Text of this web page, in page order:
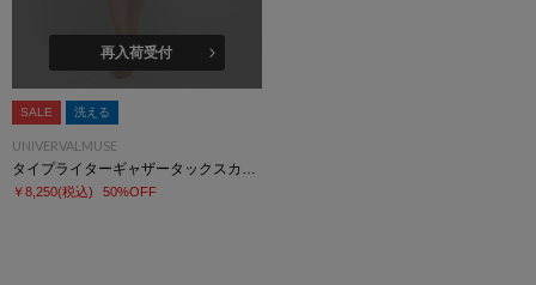
再入荷受付
SALE 洗える
UNIVERVALMUSE
￥8,250(税込) 50%OFF